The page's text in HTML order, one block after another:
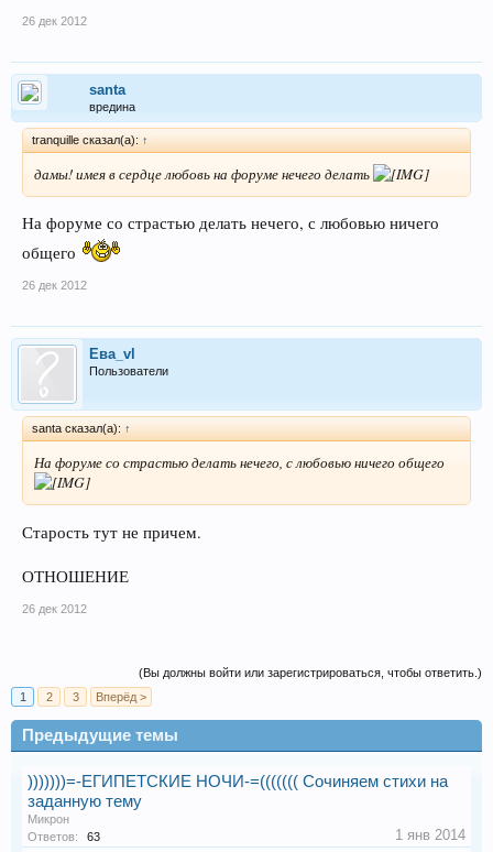
26 дек 2012
santa
вредина
tranquille сказал(а): ↑
дамы! имея в сердце любовь на форуме нечего делать
На форуме со страстью делать нечего, с любовью ничего
общего
26 дек 2012
Ева_vl
Пользователи
santa сказал(а): ↑
На форуме со страстью делать нечего, с любовью ничего общего
Старость тут не причем.
ОТНОШЕНИЕ
26 дек 2012
(Вы должны войти или зарегистрироваться, чтобы ответить.)
1
2 3 Вперёд >
Предыдущие темы
)))))))=-ЕГИПЕТСКИЕ НОЧИ-=((((((( Сочиняем стихи на
заданную тему
Микрон
Ответов:
63 1 янв 2014